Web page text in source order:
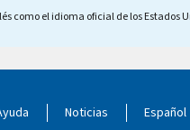
el idioma oficial de los Estados
Noticias Español